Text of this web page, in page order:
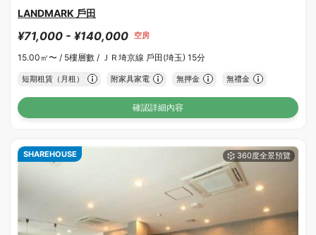
LANDMARK 戶田
¥71,000 - ¥140,000 空房
15.00㎡〜 / 5樓層數 / ＪＲ埼京線 戶田(埼玉) 15分
短期租賃（月租） 附家具家電 無押金 無禮金
確認詳細內容
SHAREHOUSE